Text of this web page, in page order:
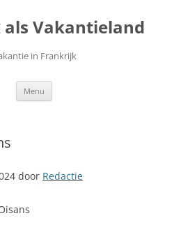
Vakantieland
in Frankrijk
Menu
door Redactie